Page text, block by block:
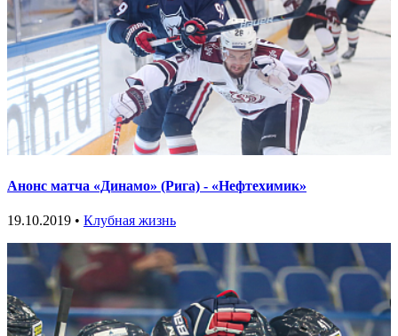
Анонс матча «Динамо» (Рига) - «Нефтехимик»
19.10.2019 • Клубная жизнь